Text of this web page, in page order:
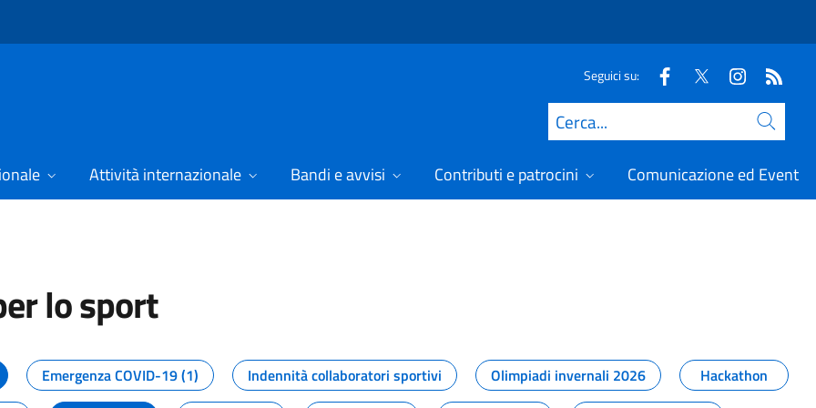
Seguici su:
Cerca
Attività internazionale Bandi e avvisi Contributi e patrocini Comunicazione ed Eventi
lo sport
dal Dipartimento per lo sport
Emergenza COVID-19 (1) Indennità collaboratori sportivi Olimpiadi invernali 2026
Hackathon